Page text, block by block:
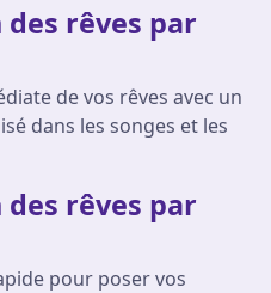
rêves par
de vos rêves avec un
dans les songes et les
rêves par
pour poser vos